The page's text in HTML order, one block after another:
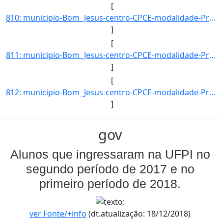
[
810: municipio-Bom_Jesus-centro-CPCE-modalidade-Presencial-convenio--selecao-SISU-cota-AC-sexo-F-uf-MA-an]
]
[
811: municipio-Bom_Jesus-centro-CPCE-modalidade-Presencial-convenio--selecao-SISU-cota-AC-sexo-M-uf-MA-an]
]
[
812: municipio-Bom_Jesus-centro-CPCE-modalidade-Presencial-convenio--selecao-SISU_COTA-cota-AA-2-sexo-M-u]
]
gov
Alunos que ingressaram na UFPI no
segundo período de 2017 e no
primeiro período de 2018.
ver Fonte/+info (dt.atualização: 18/12/2018)